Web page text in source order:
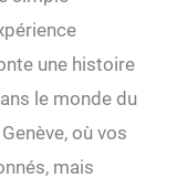
une histoire
le monde du
où vos
mais